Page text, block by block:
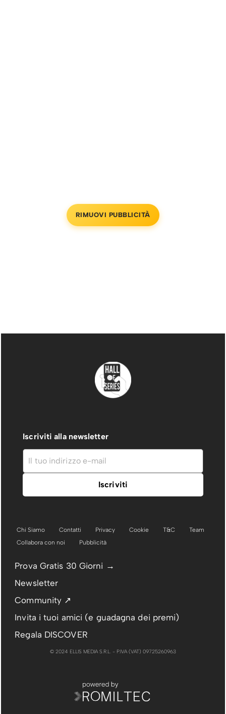
RIMUOVI PUBBLICITÀ
Iscriviti alla newsletter
Chi Siamo Contatti Privacy Cookie T&C
Team
Collabora con noi
Pubblicità
Prova Gratis 30 Giorni →
Newsletter
Community ↗
Invita i tuoi amici (e guadagna dei premi)
Regala DISCOVER
© 2024 ELLIS MEDIA S.R.L. - P.IVA (VAT) 09725260963